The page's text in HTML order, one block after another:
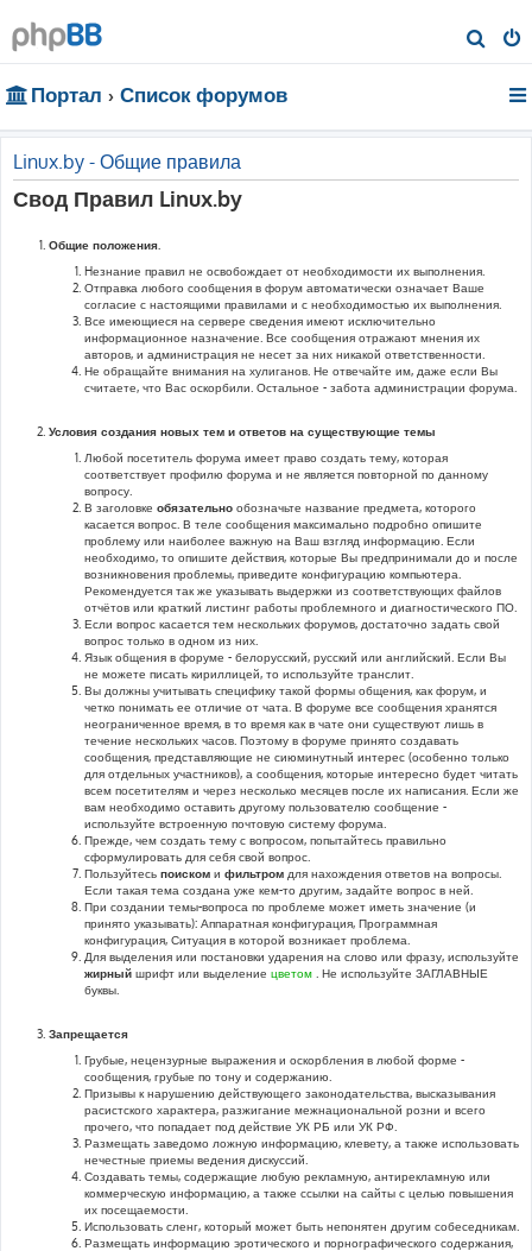
о
Портал Список форумов
Linux.by - Общие правила
Свод Правил Linux.by
Общие положения.
Hезнание правил не освобождает от необходимости их выполнения.
Отправка любого сообщения в форум автоматически означает Ваше
согласие с настоящими правилами и с необходимостью их выполнения.
Все имеющиеся на сервере сведения имеют исключительно
информационное назначение. Все сообщения отражают мнения их
авторов, и администрация не несет за них никакой ответственности.
Не обращайте внимания на хулиганов. Не отвечайте им, даже если Вы
считаете, что Вас оскорбили. Остальное - забота администрации форума.
Условия создания новых тем и ответов на существующие темы
Любой посетитель форума имеет право создать тему, которая
соответствует профилю форума и не является повторной по данному
вопросу.
В заголовке обязательно обозначьте название предмета, которого
касается вопрос. В теле сообщения максимально подробно опишите
проблему или наиболее важную на Ваш взгляд информацию. Если
необходимо, то опишите действия, которые Вы предпринимали до и после
возникновения проблемы, приведите конфигурацию компьютера.
Рекомендуется так же указывать выдержки из соответствующих файлов
отчётов или краткий листинг работы проблемного и диагностического ПО.
Если вопрос касается тем нескольких форумов, достаточно задать свой
вопрос только в одном из них.
Язык общения в форуме - белорусский, русский или английский. Если Вы
не можете писать кириллицей, то используйте транслит.
Вы должны учитывать специфику такой формы общения, как форум, и
четко понимать ее отличие от чата. В форуме все сообщения хранятся
неограниченное время, в то время как в чате они существуют лишь в
течение нескольких часов. Поэтому в форуме принято создавать
сообщения, представляющие не сиюминутный интерес (особенно только
для отдельных участников), а сообщения, которые интересно будет читать
всем посетителям и через несколько месяцев после их написания. Если же
вам необходимо оставить другому пользователю сообщение -
используйте встроенную почтовую систему форума.
Прежде, чем создать тему с вопросом, попытайтесь правильно
сформулировать для себя свой вопрос.
Пользуйтесь поиском и фильтром для нахождения ответов на вопросы.
Если такая тема создана уже кем-то другим, задайте вопрос в ней.
При создании темы-вопроса по проблеме может иметь значение (и
принято указывать): Аппаратная конфигурация, Программная
конфигурация, Ситуация в которой возникает проблема.
Для выделения или постановки ударения на слово или фразу, используйте
жирный шрифт или выделение цветом . Не используйте ЗАГЛАВНЫЕ
буквы.
Запрещается
Грубые, нецензурные выражения и оскорбления в любой форме -
сообщения, грубые по тону и содержанию.
Призывы к нарушению действующего законодательства, высказывания
расистского характера, разжигание межнациональной розни и всего
прочего, что попадает под действие УК РБ или УК РФ.
Размещать заведомо ложную информацию, клевету, а также использовать
нечестные приемы ведения дискуссий.
Создавать темы, содержащие любую рекламную, антирекламную или
коммерческую информацию, а также ссылки на сайты с целью повышения
их посещаемости.
Использовать сленг, который может быть непонятен другим собеседникам.
Размещать информацию эротического и порнографического содержания,